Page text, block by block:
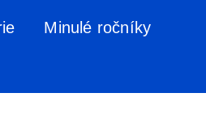
Minulé ročníky